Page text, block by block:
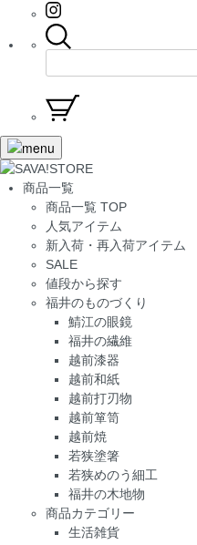
商品一覧
商品一覧 TOP
人気アイテム
新入荷・再入荷アイテム
SALE
値段から探す
福井のものづくり
鯖江の眼鏡
福井の繊維
越前漆器
越前和紙
越前打刃物
越前箪笥
越前焼
若狭塗箸
若狭めのう細工
福井の木地物
商品カテゴリー
生活雑貨